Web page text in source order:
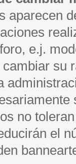
aparecen
e.j.
su
no
el